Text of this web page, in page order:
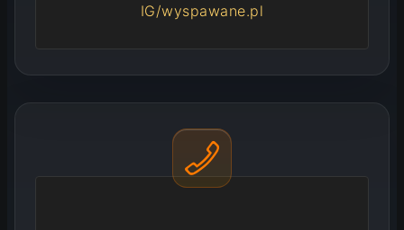
IG/wyspawane.pl